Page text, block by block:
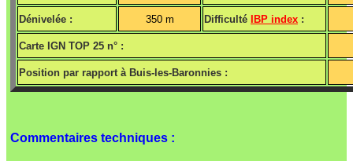
Dénivelée : 350 m Difficulté IBP index :
Carte IGN TOP 25 n° :
Position par rapport à Buis-les-Baronnies :
Commentaires techniques :